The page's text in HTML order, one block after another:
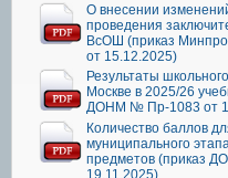
О внесении
проведения
ВсОШ (приказ
от 15.12.2025)
Результаты
Москве в 2025/26
ДОНМ № Пр-1083 от
Количество баллов
муниципального
предметов (приказ
19.11.2025)